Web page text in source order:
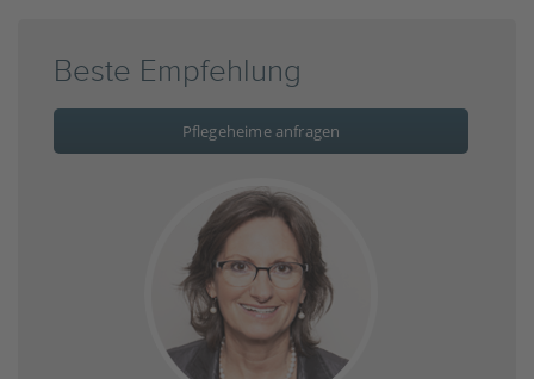
Beste Empfehlung
Pflegeheime anfragen